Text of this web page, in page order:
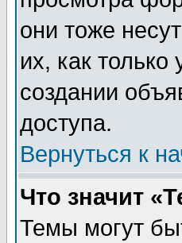
они тоже
их, как
создании
доступа.
Вернуться к
Что значит
Темы могут